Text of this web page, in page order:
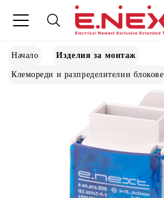
Начало Изделия за монтаж
Клемореди и разпределителни блокове